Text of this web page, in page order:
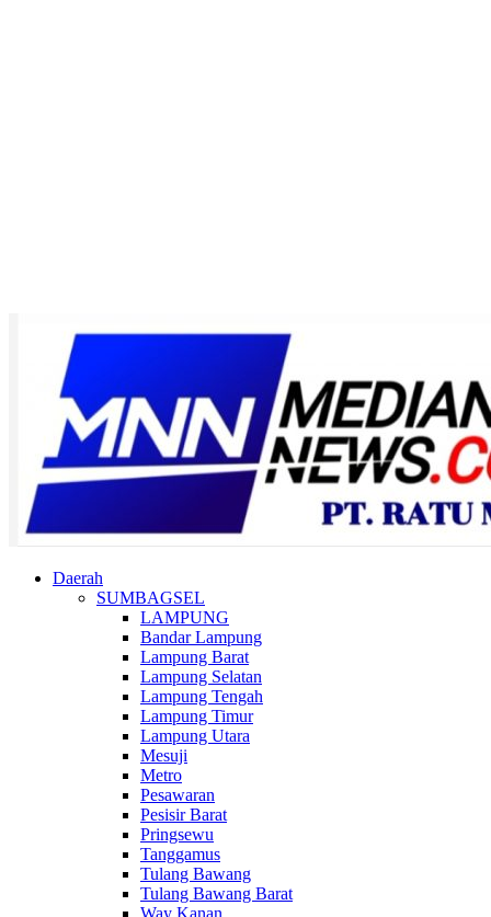
Daerah
SUMBAGSEL
LAMPUNG
Bandar Lampung
Lampung Barat
Lampung Selatan
Lampung Tengah
Lampung Timur
Lampung Utara
Mesuji
Metro
Pesawaran
Pesisir Barat
Pringsewu
Tanggamus
Tulang Bawang
Tulang Bawang Barat
Way Kanan